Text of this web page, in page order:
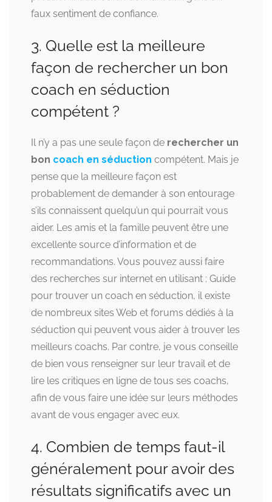
faux sentiment de confiance.
3. Quelle est la meilleure
façon de rechercher un bon
coach en séduction
compétent ?
Il n’y a pas une seule façon de rechercher un
bon coach en séduction compétent. Mais je
pense que la meilleure façon est
probablement de demander à son entourage
s’ils connaissent quelqu’un qui pourrait vous
aider. Les amis et la famille peuvent être une
excellente source d’information et de
recommandations. Vous pouvez aussi faire
des recherches sur internet en utilisant : Guide
pour trouver un coach en séduction, il existe
de nombreux sites Web et forums dédiés à la
séduction qui peuvent vous aider à trouver les
meilleurs coachs. Par contre, je vous conseille
de bien vous renseigner sur leur travail et de
lire les critiques en ligne de tous ses coachs,
afin de vous faire une idée sur leurs méthodes
avant de vous engager avec eux.
4. Combien de temps faut-il
généralement pour avoir des
résultats significatifs avec un